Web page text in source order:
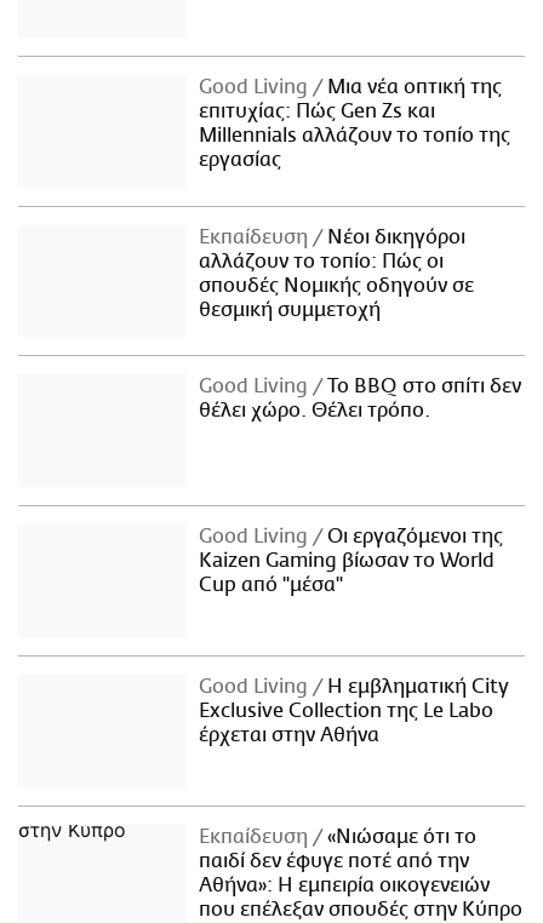
Good Living
Μια νέα οπτική της
επιτυχίας: Πώς Gen Zs και
Millennials αλλάζουν το τοπίο της
εργασίας
Εκπαίδευση
Νέοι δικηγόροι
αλλάζουν το τοπίο: Πώς οι
σπουδές Νομικής οδηγούν σε
θεσμική συμμετοχή
Good Living
Το BBQ στο σπίτι δεν
θέλει χώρο. Θέλει τρόπο.
Good Living
Οι εργαζόμενοι της
Kaizen Gaming βίωσαν το World
Cup από "μέσα"
Good Living
Η εμβληματική City
Exclusive Collection της Le Labo
έρχεται στην Αθήνα
Εκπαίδευση
«Νιώσαμε ότι το
παιδί δεν έφυγε ποτέ από την
Αθήνα»: Η εμπειρία οικογενειών
που επέλεξαν σπουδές στην Κύπρο